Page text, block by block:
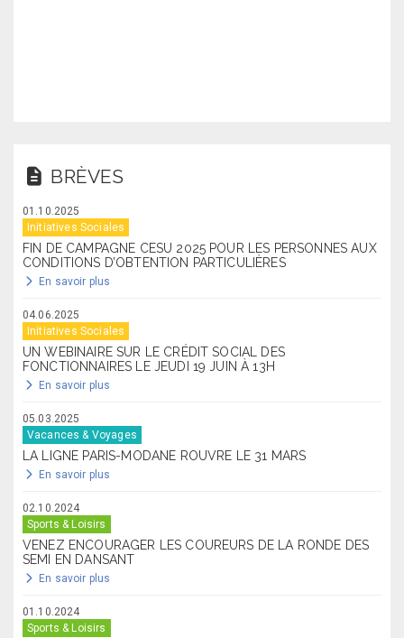
BRÈVES
01.10.2025
Initiatives Sociales
FIN DE CAMPAGNE CESU 2025 POUR LES PERSONNES AUX
CONDITIONS D’OBTENTION PARTICULIÈRES
En savoir plus
04.06.2025
Initiatives Sociales
UN WEBINAIRE SUR LE CRÉDIT SOCIAL DES
FONCTIONNAIRES LE JEUDI 19 JUIN À 13H
En savoir plus
05.03.2025
Vacances & Voyages
LA LIGNE PARIS-MODANE ROUVRE LE 31 MARS
En savoir plus
02.10.2024
Sports & Loisirs
VENEZ ENCOURAGER LES COUREURS DE LA RONDE DES
SEMI EN DANSANT
En savoir plus
01.10.2024
Sports & Loisirs